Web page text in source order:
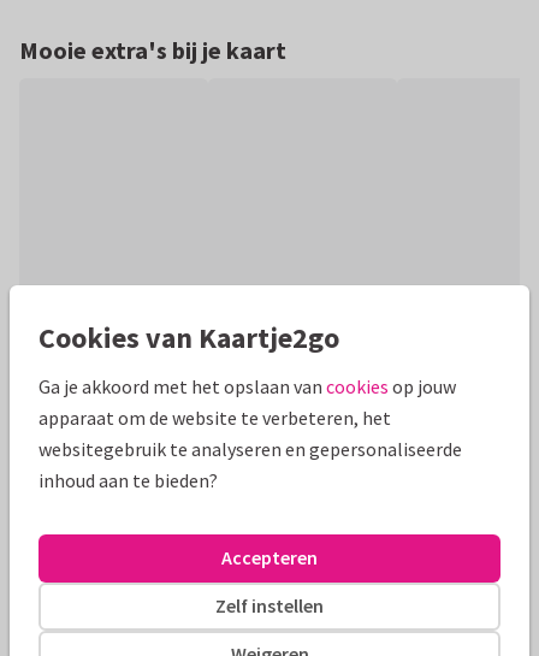
Mooie extra's bij je kaart
Rood kerstkaartje met eigen foto en gouden letters XMAS
op een rood geschilderde achtergrond.
Paperhugs - by Lidy
Formaten en tarieven
Cookies van Kaartje2go
Ga je akkoord met het opslaan van cookies op jouw
apparaat om de website te verbeteren, het
websitegebruik te analyseren en gepersonaliseerde
inhoud aan te bieden?
Zelf instellen
Accepteren